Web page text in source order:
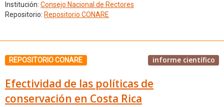
Institución: Consejo Nacional de Rectores
Repositorio: Repositorio CONARE
REPOSITORIO CONARE informe científico
Efectividad de las políticas de
conservación en Costa Rica